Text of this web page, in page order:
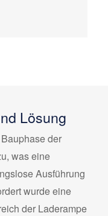
Lösung
der
was eine
Ausführung
wurde eine
der Laderampe